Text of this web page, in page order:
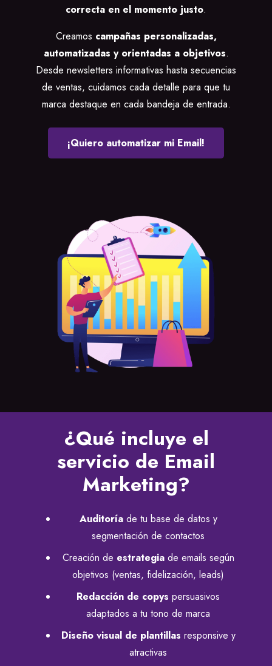
correcta en el momento justo.
Creamos campañas personalizadas,
automatizadas y orientadas a objetivos.
Desde newsletters informativas hasta secuencias
de ventas, cuidamos cada detalle para que tu
marca destaque en cada bandeja de entrada.
¡Quiero automatizar mi Email!
¿Qué incluye el
servicio de Email
Marketing?
Auditoríade tu base de datos y
segmentación de contactos
Creación de estrategiade emails según
objetivos (ventas, fidelización, leads)
Redacción de copys persuasivos
adaptados a tu tono de marca
Diseño visual de plantillas responsive y
atractivas